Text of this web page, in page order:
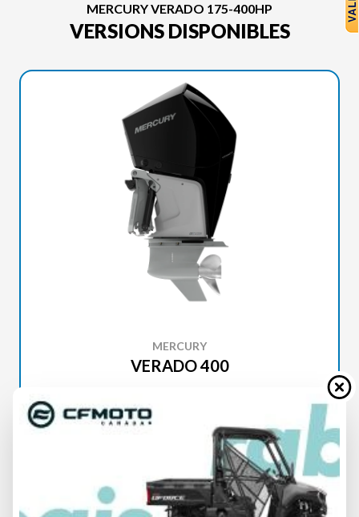
MERCURY VERADO 175-400HP
VERSIONS DISPONIBLES
MERCURY
VERADO 400
SPÉCIFICATIONS